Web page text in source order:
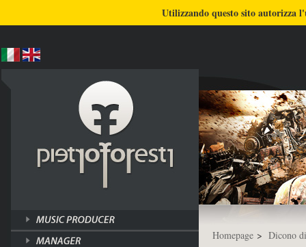
COSA FACCIO ULTIMI LAVORI
Homepage > Dicono
Utilizzando questo sito autorizza